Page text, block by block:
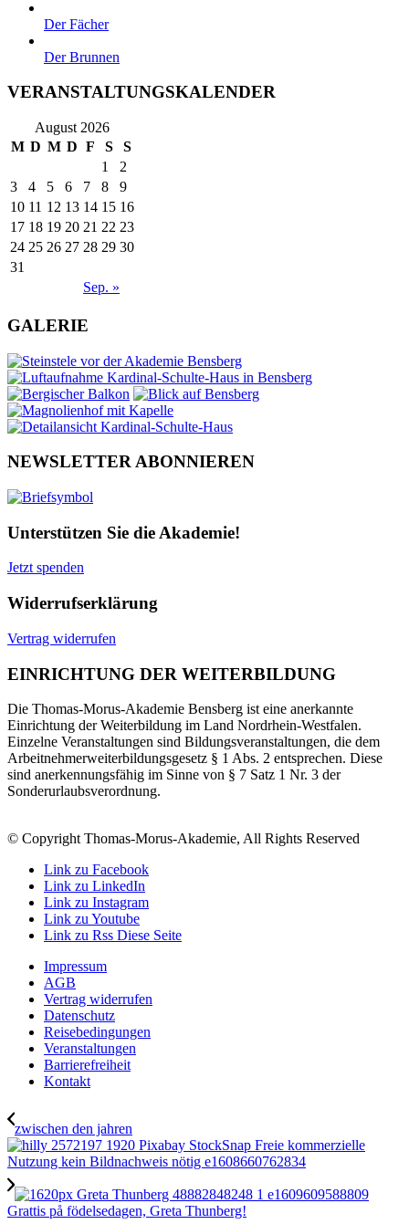
Der Fächer
Der Brunnen
VERANSTALTUNGSKALENDER
August 2026
M D M D F S S
Sep. »
1
2
3
4 5 6 7 8
9
10 11 12 13 14 15 16
17 18 19 20 21 22 23
24 25 26 27 28 29 30
31
GALERIE
NEWSLETTER ABONNIEREN
Unterstützen Sie die Akademie!
Jetzt spenden
Widerrufserklärung
Vertrag widerrufen
EINRICHTUNG DER WEITERBILDUNG
Die Thomas-Morus-Akademie Bensberg ist eine anerkannte
Einrichtung der Weiterbildung im Land Nordrhein-Westfalen.
Einzelne Veranstaltungen sind Bildungsveranstaltungen, die dem
Arbeitnehmerweiterbildungsgesetz § 1 Abs. 2 entsprechen. Diese
sind anerkennungsfähig im Sinne von § 7 Satz 1 Nr. 3 der
Sonderurlaubsverordnung.
© Copyright Thomas-Morus-Akademie, All Rights Reserved
Link zu Facebook
Link zu LinkedIn
Link zu Instagram
Link zu Youtube
Link zu Rss Diese Seite
Impressum
AGB
Vertrag widerrufen
Datenschutz
Reisebedingungen
Veranstaltungen
Barrierefreiheit
Kontakt
zwischen den jahren
Grattis på födelsedagen, Greta Thunberg!